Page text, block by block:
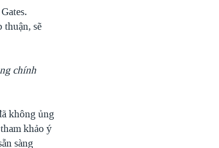
sẽ
chính
không ủng
khảo ý
sàng